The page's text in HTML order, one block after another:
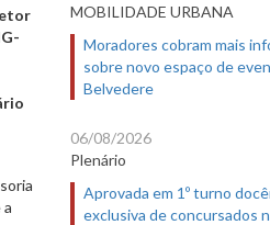
MOBILIDADE URBANA
Moradores cobram mais
sobre novo espaço de
Belvedere
06/08/2026
Plenário
Aprovada em 1º turno
exclusiva de concursados